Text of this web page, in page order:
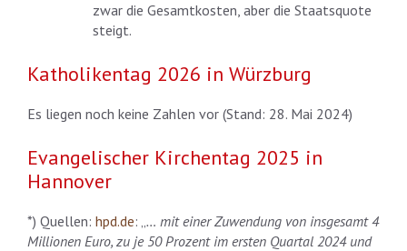
zwar die Gesamtkosten, aber die Staatsquote
steigt.
Katholikentag 2026 in Würzburg
Es liegen noch keine Zahlen vor (Stand: 28. Mai 2024)
Evangelischer Kirchentag 2025 in
Hannover
*) Quellen: hpd.de: „… mit einer Zuwendung von insgesamt 4
Millionen Euro, zu je 50 Prozent im ersten Quartal 2024 und